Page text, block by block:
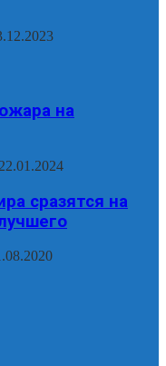
на
22.01.2024
сразятся на